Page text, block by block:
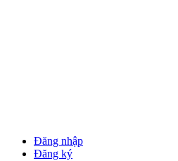
Đăng nhập
Đăng ký